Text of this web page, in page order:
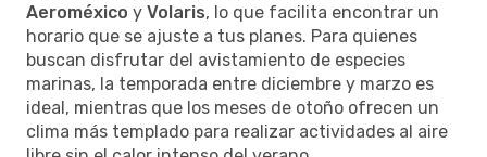
Aeroméxico y Volaris, lo que facilita encontrar un
horario que se ajuste a tus planes. Para quienes
buscan disfrutar del avistamiento de especies
marinas, la temporada entre diciembre y marzo es
ideal, mientras que los meses de otoño ofrecen un
clima más templado para realizar actividades al aire